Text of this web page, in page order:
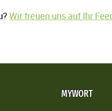
Wir freuen uns auf Ihr
MYWORT